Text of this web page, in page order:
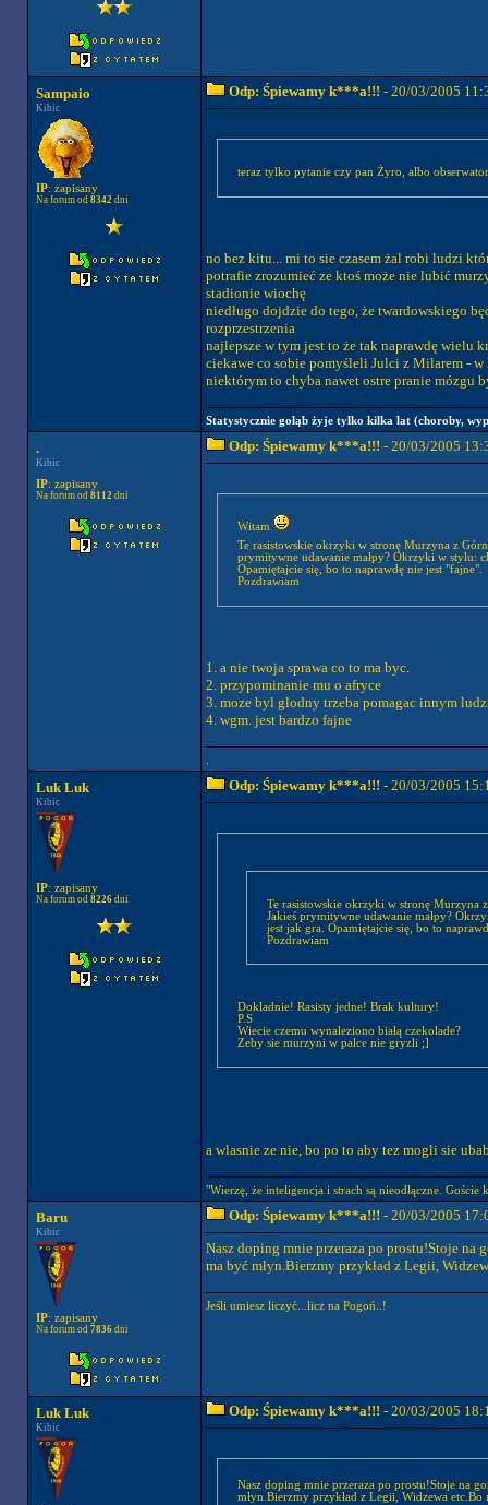
Sampaio
Kibic
IP: zapisany
Na forum od 8342dni
Odp: Śpiewamy k***a!!! - 20/03/2005
teraz tylko pytanie czy pan Żyro, albo
no bez kitu... mi to sie czasem żal robi ludzi
potrafie zrozumieć ze ktoś może nie lubić
stadionie wiochę
niedługo dojdzie do tego, że twardowskiego
rozprzestrzenia
najlepsze w tym jest to że tak naprawdę wielu
ciekawe co sobie pomyśleli Julci z Milarem -
niektórym to chyba nawet ostre pranie mózgu
Statystycznie gołąb żyje tylko kilka lat (choroby,
.
Kibic
IP: zapisany
Na forum od 8112dni
Odp: Śpiewamy k***a!!! - 20/03/2005
Witam
Te rasistowskie okrzyki w stronę Murzyna z
prymitywne udawanie małpy? Okrzyki w stylu:
Opamiętajcie się, bo to naprawdę nie jest "fajne".
Pozdrawiam
1. a nie twoja sprawa co to ma byc.
2. przypominanie mu o afryce
3. moze byl glodny trzeba pomagac innym
4. wgm. jest bardzo fajne
Luk Luk
Kibic
IP: zapisany
Na forum od 8226dni
Odp: Śpiewamy k***a!!! - 20/03/2005
Te rasistowskie okrzyki w stronę
Jakieś prymitywne udawanie małpy?
jest jak gra. Opamiętajcie się, bo to
Pozdrawiam
Dokladnie! Rasisty jedne! Brak kultury!
P.S
Wiecie czemu wynaleziono białą czekolade?
Zeby sie murzyni w palce nie gryzli ;]
a wlasnie ze nie, bo po to aby tez mogli sie
"Wierzę, że inteligencja i strach są nieodłączne.
Baru
Kibic
IP: zapisany
Na forum od 7836dni
Odp: Śpiewamy k***a!!! - 20/03/2005
Nasz doping mnie przeraza po prostu!Stoje na
ma być młyn.Bierzmy przykład z Legii,
Jeśli umiesz liczyć...licz na Pogoń..!
Luk Luk
Kibic
Odp: Śpiewamy k***a!!! - 20/03/2005
Nasz doping mnie przeraza po prostu!Stoje na
młyn.Bierzmy przykład z Legii, Widzewa